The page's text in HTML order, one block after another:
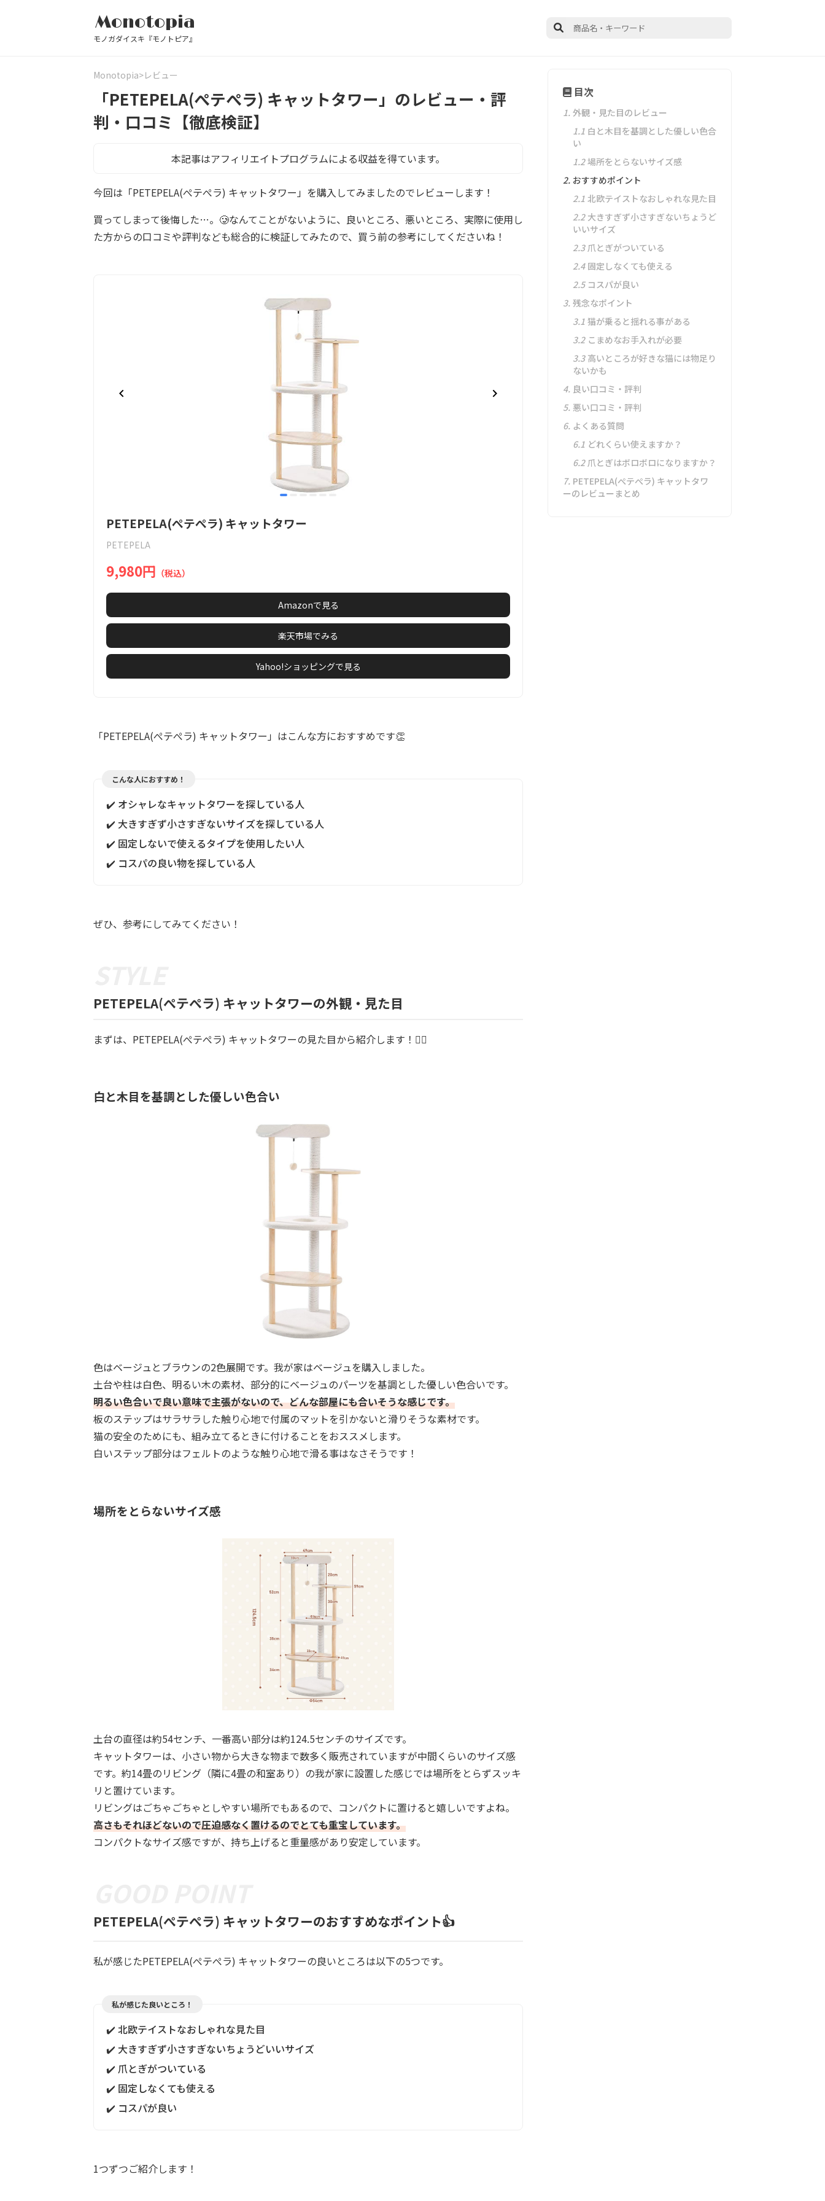
Monotopia
モノガダイスキ『モノトピア』
Monotopia レビュー
「PETEPELA(ぺテぺラ) キャットタワー」のレビュー・評
判・口コミ【徹底検証】
本記事はアフィリエイトプログラムによる収益を得ています。
今回は「PETEPELA(ぺテぺラ) キャットタワー」を購入してみましたのでレビューします！
買ってしまって後悔した…。🥲なんてことがないように、良いところ、悪いところ、実際に使用し
た方からの口コミや評判なども総合的に検証してみたので、買う前の参考にしてくださいね！
item
1
of
6
PETEPELA(ぺテぺラ) キャットタワー
PETEPELA
9,980円 （税込）
Amazonで見る
楽天市場でみる
Yahoo!ショッピングで見る
「PETEPELA(ぺテぺラ) キャットタワー」はこんな方におすすめです👏
こんな人におすすめ！
✔️ オシャレなキャットタワーを探している人
✔️ 大きすぎず小さすぎないサイズを探している人
✔️ 固定しないで使えるタイプを使用したい人
✔️ コスパの良い物を探している人
ぜひ、参考にしてみてください！
PETEPELA(ぺテぺラ) キャットタワーの外観・見た目
まずは、PETEPELA(ぺテぺラ) キャットタワーの見た目から紹介します！💁‍♀️
白と木目を基調とした優しい色合い
色はベージュとブラウンの2色展開です。我が家はベージュを購入しました。
土台や柱は白色、明るい木の素材、部分的にベージュのパーツを基調とした優しい色合いです。
明るい色合いで良い意味で主張がないので、どんな部屋にも合いそうな感じです。
板のステップはサラサラした触り心地で付属のマットを引かないと滑りそうな素材です。
猫の安全のためにも、組み立てるときに付けることをおススメします。
白いステップ部分はフェルトのような触り心地で滑る事はなさそうです！
場所をとらないサイズ感
土台の直径は約54センチ、一番高い部分は約124.5センチのサイズです。
キャットタワーは、小さい物から大きな物まで数多く販売されていますが中間くらいのサイズ感
です。約14畳のリビング（隣に4畳の和室あり）の我が家に設置した感じでは場所をとらずスッキ
リと置けています。
リビングはごちゃごちゃとしやすい場所でもあるので、コンパクトに置けると嬉しいですよね。
高さもそれほどないので圧迫感なく置けるのでとても重宝しています。
コンパクトなサイズ感ですが、持ち上げると重量感があり安定しています。
PETEPELA(ぺテぺラ) キャットタワーのおすすめなポイント👍
私が感じたPETEPELA(ぺテぺラ) キャットタワーの良いところは以下の5つです。
私が感じた良いところ！
✔️ 北欧テイストなおしゃれな見た目
✔️ 大きすぎず小さすぎないちょうどいいサイズ
✔️ 爪とぎがついている
✔️ 固定しなくても使える
✔️ コスパが良い
1つずつご紹介します！
目次
1. 外観・見た目のレビュー
1.1 白と木目を基調とした優しい色合
い
1.2 場所をとらないサイズ感
2. おすすめポイント
2.1 北欧テイストなおしゃれな見た目
2.2 大きすぎず小さすぎないちょうど
いいサイズ
2.3 爪とぎがついている
2.4 固定しなくても使える
2.5 コスパが良い
3. 残念なポイント
3.1 猫が乗ると揺れる事がある
3.2 こまめなお手入れが必要
3.3 高いところが好きな猫には物足り
ないかも
4. 良い口コミ・評判
5. 悪い口コミ・評判
6. よくある質問
6.1 どれくらい使えますか？
6.2 爪とぎはボロボロになりますか？
7. PETEPELA(ぺテぺラ) キャットタワ
ーのレビューまとめ